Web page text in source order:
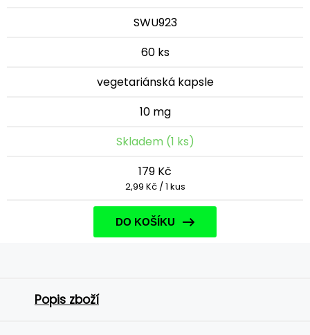
SWU923
60 ks
vegetariánská kapsle
10 mg
Skladem (1 ks)
179 Kč
2,99 Kč / 1 kus
DO KOŠÍKU
Popis zboží